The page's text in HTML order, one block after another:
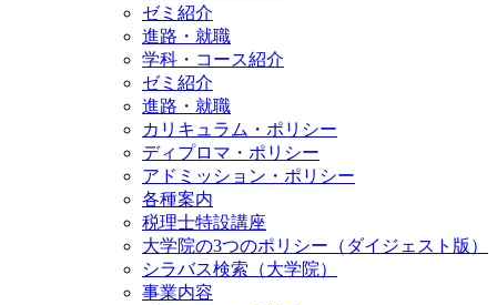
ゼミ紹介
進路・就職
学科・コース紹介
ゼミ紹介
進路・就職
カリキュラム・ポリシー
ディプロマ・ポリシー
アドミッション・ポリシー
各種案内
税理士特設講座
大学院の3つのポリシー（ダイジェスト版）
シラバス検索（大学院）
事業内容